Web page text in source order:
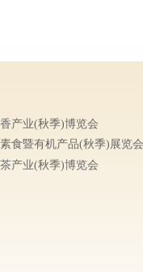
产业(秋季)博览会
食暨有机产品(秋季)展览会
产业(秋季)博览会